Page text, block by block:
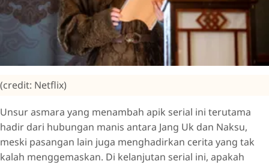
(credit: Netflix)
Unsur asmara yang menambah apik serial ini terutama
hadir dari hubungan manis antara Jang Uk dan Naksu,
meski pasangan lain juga menghadirkan cerita yang tak
kalah menggemaskan. Di kelanjutan serial ini, apakah